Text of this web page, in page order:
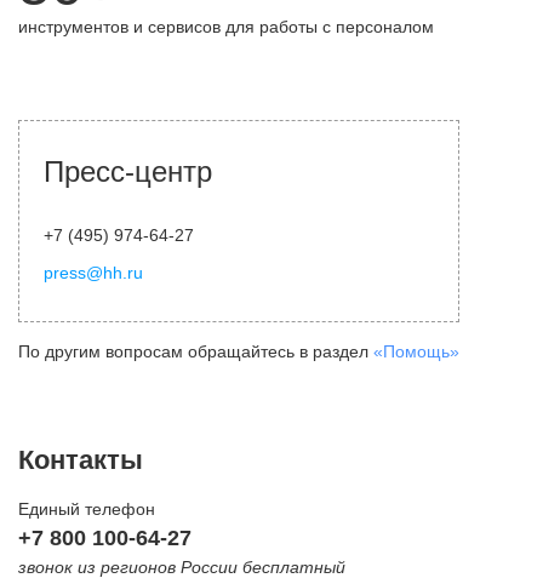
инструментов и сервисов для работы с персоналом
Пресс-центр
+7 (495) 974-64-27
press@hh.ru
По другим вопросам обращайтесь в раздел «Помощь»
Контакты
Единый телефон
+7 800 100-64-27
звонок из регионов России бесплатный